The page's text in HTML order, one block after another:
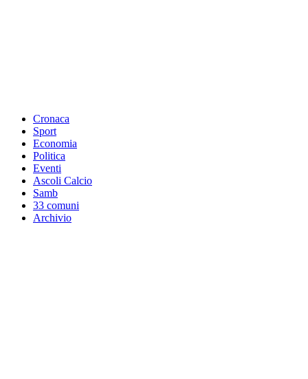
Cronaca
Sport
Economia
Politica
Eventi
Ascoli Calcio
Samb
33 comuni
Archivio